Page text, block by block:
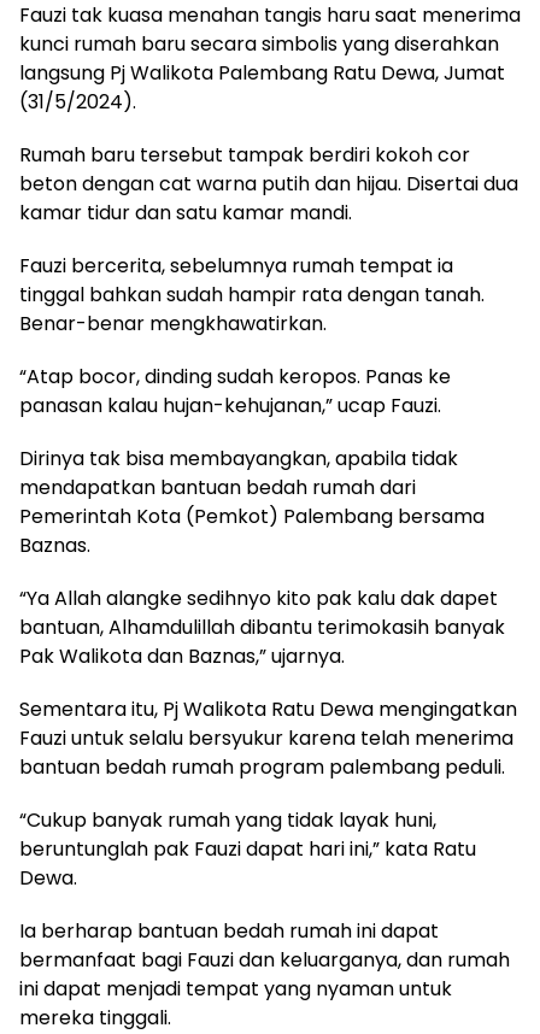
Fauzi tak kuasa menahan tangis haru saat menerima
kunci rumah baru secara simbolis yang diserahkan
langsung Pj Walikota Palembang Ratu Dewa, Jumat
(31/5/2024).
Rumah baru tersebut tampak berdiri kokoh cor
beton dengan cat warna putih dan hijau. Disertai dua
kamar tidur dan satu kamar mandi.
Fauzi bercerita, sebelumnya rumah tempat ia
tinggal bahkan sudah hampir rata dengan tanah.
Benar-benar mengkhawatirkan.
“Atap bocor, dinding sudah keropos. Panas ke
panasan kalau hujan-kehujanan,” ucap Fauzi.
Dirinya tak bisa membayangkan, apabila tidak
mendapatkan bantuan bedah rumah dari
Pemerintah Kota (Pemkot) Palembang bersama
Baznas.
“Ya Allah alangke sedihnyo kito pak kalu dak dapet
bantuan, Alhamdulillah dibantu terimokasih banyak
Pak Walikota dan Baznas,” ujarnya.
Sementara itu, Pj Walikota Ratu Dewa mengingatkan
Fauzi untuk selalu bersyukur karena telah menerima
bantuan bedah rumah program palembang peduli.
“Cukup banyak rumah yang tidak layak huni,
beruntunglah pak Fauzi dapat hari ini,” kata Ratu
Dewa.
Ia berharap bantuan bedah rumah ini dapat
bermanfaat bagi Fauzi dan keluarganya, dan rumah
ini dapat menjadi tempat yang nyaman untuk
mereka tinggali.